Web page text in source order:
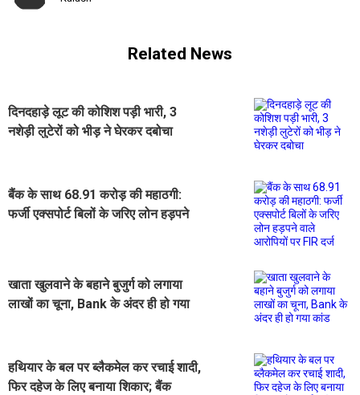
Related News
दिनदहाड़े लूट की कोशिश पड़ी भारी, 3
नशेड़ी लुटेरों को भीड़ ने घेरकर दबोचा
बैंक के साथ 68.91 करोड़ की महाठगी:
फर्जी एक्सपोर्ट बिलों के जरिए लोन हड़पने
खाता खुलवाने के बहाने बुजुर्ग को लगाया
लाखों का चूना, Bank के अंदर ही हो गया
हथियार के बल पर ब्लैकमेल कर रचाई शादी,
फिर दहेज के लिए बनाया शिकार; बैंक